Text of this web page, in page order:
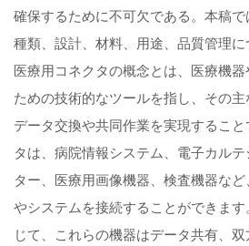
確保するために不可欠である。本稿
種類、設計、材料、用途、品質管理に
医療用コネクタの概念とは、医療機
ための技術的なツールを指し、その
データ交換や共同作業を実現するこ
タは、病院情報システム、電子カル
ター、医療用画像機器、検査機器な
やシステムを接続することができま
じて、これらの機器はデータ共有、